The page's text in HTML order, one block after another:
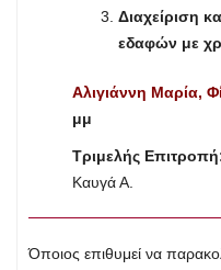
Διαχείριση
εδαφών με
Αλιγιάννη Μαρία,
μμ
Τριμελής
Καυγά Α.
Όποιος επιθυμεί να